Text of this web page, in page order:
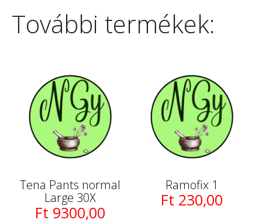
További termékek:
Tena Pants normal
Large 30X
Ft 9300,00
Ramofix 1
Ft 230,00